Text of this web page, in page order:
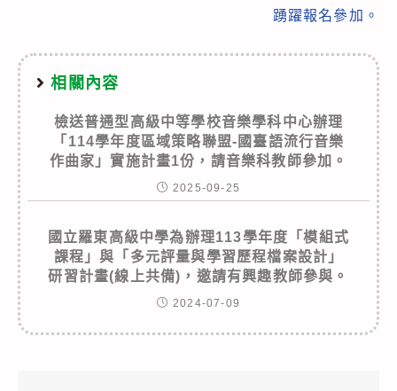
踴躍報名參加。
相關內容
檢送普通型高級中等學校音樂學科中心辦理
「114學年度區域策略聯盟-國臺語流行音樂
作曲家」實施計畫1份，請音樂科教師參加。
2025-09-25
國立羅東高級中學為辦理113學年度「模組式
課程」與「多元評量與學習歷程檔案設計」
研習計畫(線上共備)，邀請有興趣教師參與。
2024-07-09